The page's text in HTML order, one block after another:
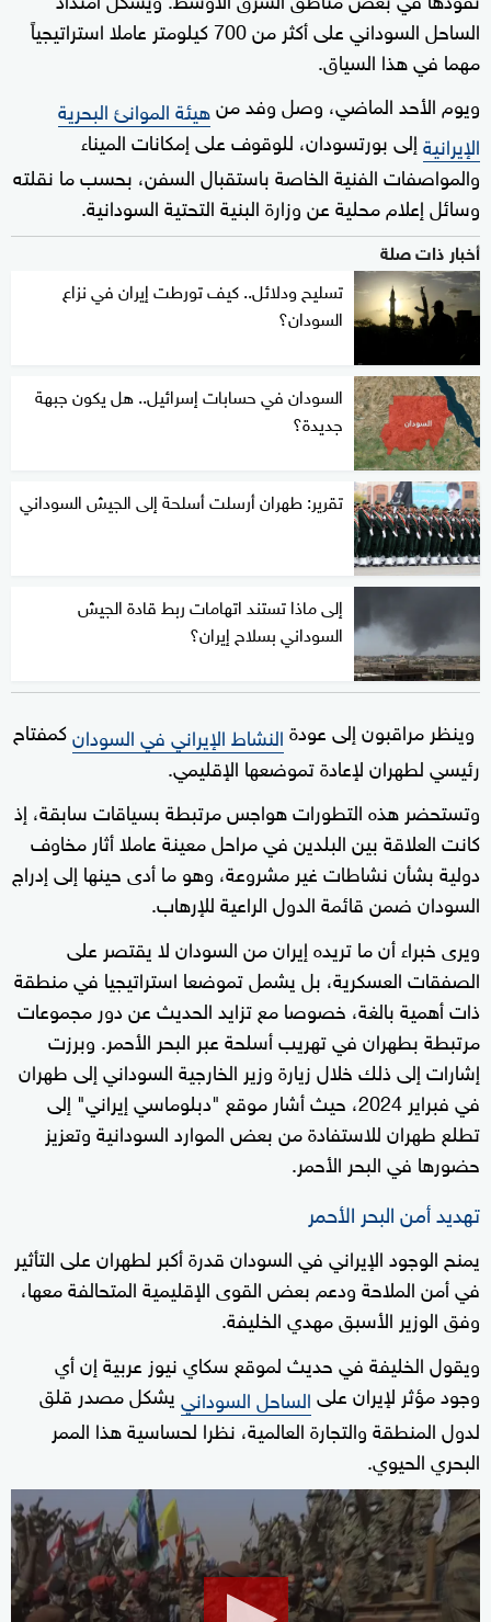
الساحل السوداني على أكثر من 700 كيلومتر عاملا استراتيجياً
مهما في هذا السياق.
ويوم الأحد الماضي، وصل وفد منهيئة الموانئ البحرية
الإيرانيةإلى بورتسودان، للوقوف على إمكانات الميناء
والمواصفات الفنية الخاصة باستقبال السفن، بحسب ما نقلته
وسائل إعلام محلية عن وزارة البنية التحتية السودانية.
أخبار ذات صلة
تسليح ودلائل.. كيف تورطت إيران في نزاع
السودان؟
السودان في حسابات إسرائيل.. هل يكون جبهة
جديدة؟
تقرير: طهران أرسلت أسلحة إلى الجيش السوداني
إلى ماذا تستند اتهامات ربط قادة الجيش
السوداني بسلاح إيران؟
وينظر مراقبون إلى عودةالنشاط الإيراني في السودانكمفتاح
رئيسي لطهران لإعادة تموضعها الإقليمي.
وتستحضر هذه التطورات هواجس مرتبطة بسياقات سابقة، إذ
كانت العلاقة بين البلدين في مراحل معينة عاملا أثار مخاوف
دولية بشأن نشاطات غير مشروعة، وهو ما أدى حينها إلى إدراج
السودان ضمن قائمة الدول الراعية للإرهاب.
ويرى خبراء أن ما تريده إيران من السودان لا يقتصر على
الصفقات العسكرية، بل يشمل تموضعا استراتيجيا في منطقة
ذات أهمية بالغة، خصوصا مع تزايد الحديث عن دور مجموعات
مرتبطة بطهران في تهريب أسلحة عبر البحر الأحمر. وبرزت
إشارات إلى ذلك خلال زيارة وزير الخارجية السوداني إلى طهران
في فبراير 2024، حيث أشار موقع "دبلوماسي إيراني" إلى
تطلع طهران للاستفادة من بعض الموارد السودانية وتعزيز
حضورها في البحر الأحمر.
تهديد أمن البحر الأحمر
يمنح الوجود الإيراني في السودان قدرة أكبر لطهران على التأثير
في أمن الملاحة ودعم بعض القوى الإقليمية المتحالفة معها،
وفق الوزير الأسبق مهدي الخليفة.
ويقول الخليفة في حديث لموقع سكاي نيوز عربية إن أي
وجود مؤثر لإيران علىالساحل السودانييشكل مصدر قلق
لدول المنطقة والتجارة العالمية، نظرا لحساسية هذا الممر
البحري الحيوي.
0
seconds
of
2
minutes,